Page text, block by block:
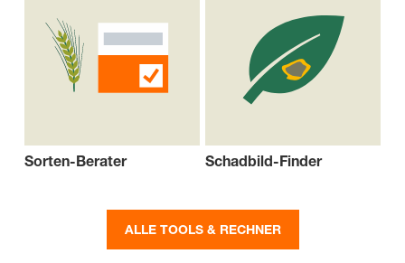
Sorten-Berater Schadbild-Finder
ALLE TOOLS & RECHNER